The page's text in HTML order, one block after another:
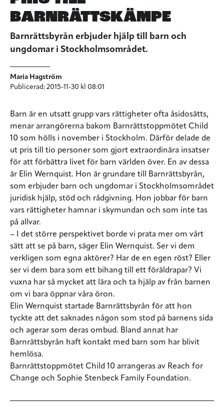
BARNRÄTTSKÄMPE
Barnrättsbyrån erbjuder hjälp till barn och
ungdomar i Stockholmsområdet.
Maria Hagström
Publicerad: 2015-11-30 kl 08:01
Barn är en utsatt grupp vars rättigheter ofta åsidosätts,
menar arrangörerna bakom Barnrättstoppmötet Child
10 som hölls i november i Stockholm. Därför delade de
ut pris till tio personer som gjort extraordinära insatser
för att förbättra livet för barn världen över. En av dessa
är Elin Wernquist. Hon är grundare till Barnrättsbyrån,
som erbjuder barn och ungdomar i Stockholmsområdet
juridisk hjälp, stöd och rådgivning. Hon jobbar för barn
vars rättigheter hamnar i skymundan och som inte tas
på allvar.
– I det större perspektivet borde vi prata mer om vårt
sätt att se på barn, säger Elin Wernquist. Ser vi dem
verkligen som egna aktörer? Har de en egen röst? Eller
ser vi dem bara som ett bihang till ett föräldrapar? Vi
vuxna har så mycket att lära och ta hjälp av från barnen
om vi bara öppnar våra öron.
Elin Wernquist startade Barnrättsbyrån för att hon
tyckte att det saknades någon som stod på barnens sida
och agerar som deras ombud. Bland annat har
Barnrättsbyrån haft kontakt med barn som har blivit
hemlösa.
Barnrättstoppmötet Child 10 arrangeras av Reach for
Change och Sophie Stenbeck Family Foundation.